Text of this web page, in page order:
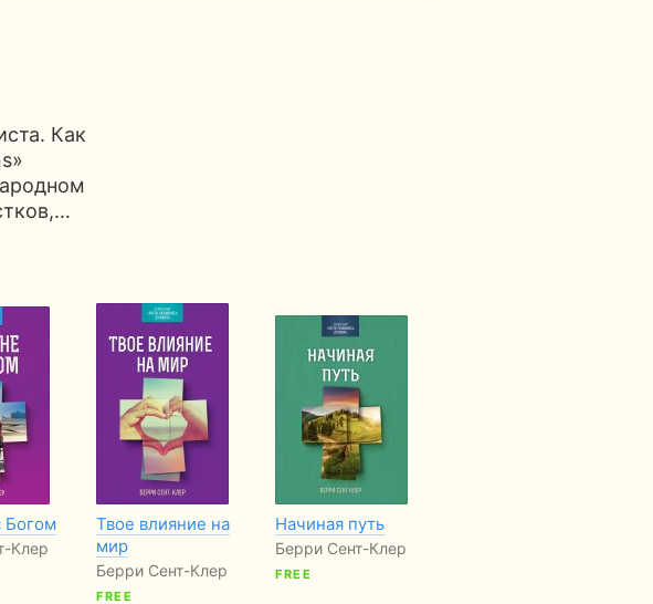
Как
Богом
Клер
Твое влияние на
мир
Берри Сент-Клер
FREE
Начиная путь
Берри Сент-Клер
FREE